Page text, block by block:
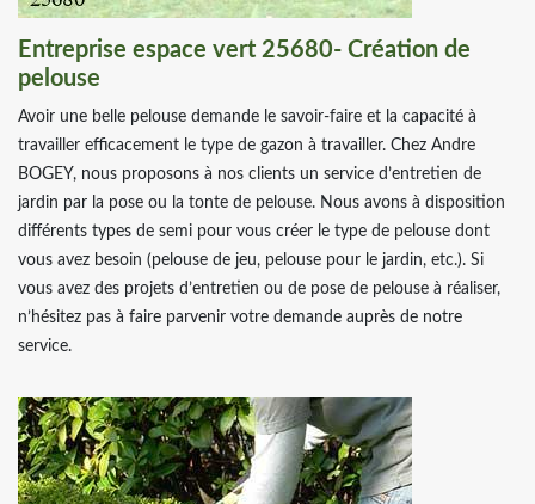
Entreprise espace vert 25680- Création de
pelouse
Avoir une belle pelouse demande le savoir-faire et la capacité à
travailler efficacement le type de gazon à travailler. Chez Andre
BOGEY, nous proposons à nos clients un service d’entretien de
jardin par la pose ou la tonte de pelouse. Nous avons à disposition
différents types de semi pour vous créer le type de pelouse dont
vous avez besoin (pelouse de jeu, pelouse pour le jardin, etc.). Si
vous avez des projets d’entretien ou de pose de pelouse à réaliser,
n’hésitez pas à faire parvenir votre demande auprès de notre
service.